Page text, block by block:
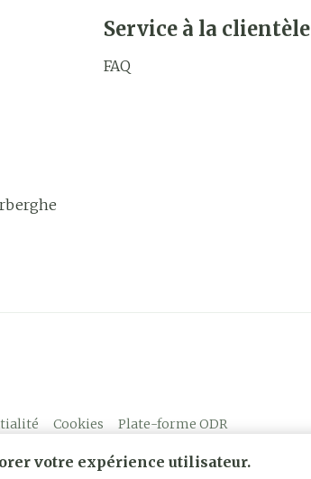
votre expérience utilisateur.
Service à la clientèle
FAQ
Cookies Plate-forme ODR